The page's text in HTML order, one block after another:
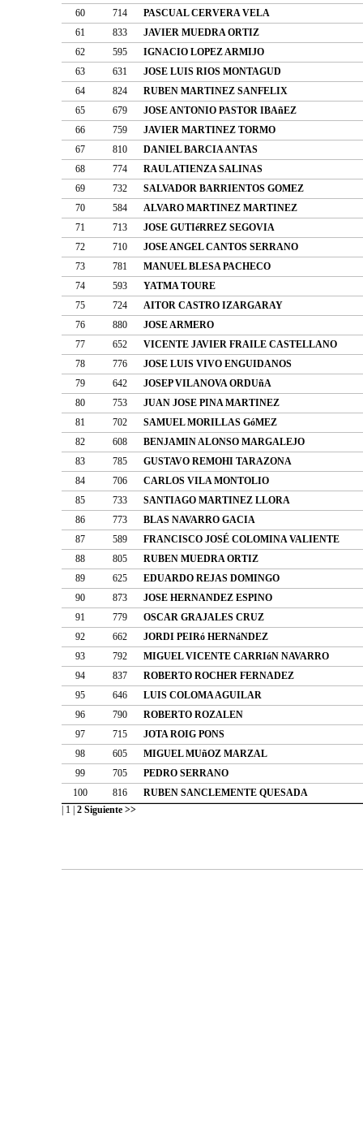
60
714
PASCUAL CERVERA VELA
61
833
JAVIER MUEDRA ORTIZ
62
595
IGNACIO LOPEZ ARMIJO
63
631
JOSE LUIS RIOS MONTAGUD
64
824
RUBEN MARTINEZ SANFELIX
65
679
JOSE ANTONIO PASTOR IBAñEZ
66
759
JAVIER MARTINEZ TORMO
67
810
DANIEL BARCIA ANTAS
68
774
RAUL ATIENZA SALINAS
69
732
SALVADOR BARRIENTOS GOMEZ
70
584
ALVARO MARTINEZ MARTINEZ
71
713
JOSE GUTIéRREZ SEGOVIA
72
710
JOSE ANGEL CANTOS SERRANO
73
781
MANUEL BLESA PACHECO
74
593
YATMA TOURE
75
724
AITOR CASTRO IZARGARAY
76
880
JOSE ARMERO
77
652
VICENTE JAVIER FRAILE CASTELLANO
78
776
JOSE LUIS VIVO ENGUIDANOS
79
642
JOSEP VILANOVA ORDUñA
80
753
JUAN JOSE PINA MARTINEZ
81
702
SAMUEL MORILLAS GóMEZ
82
608
BENJAMIN ALONSO MARGALEJO
83
785
GUSTAVO REMOHI TARAZONA
84
706
CARLOS VILA MONTOLIO
85
733
SANTIAGO MARTINEZ LLORA
86
773
BLAS NAVARRO GACIA
87
589
FRANCISCO JOSÉ COLOMINA VALIENTE
88
805
RUBEN MUEDRA ORTIZ
89
625
EDUARDO REJAS DOMINGO
90
873
JOSE HERNANDEZ ESPINO
91
779
OSCAR GRAJALES CRUZ
92
662
JORDI PEIRó HERNáNDEZ
93
792
MIGUEL VICENTE CARRIóN NAVARRO
94
837
ROBERTO ROCHER FERNADEZ
95
646
LUIS COLOMA AGUILAR
96
790
ROBERTO ROZALEN
97
715
JOTA ROIG PONS
98
605
MIGUEL MUñOZ MARZAL
99
705
PEDRO SERRANO
100
816
RUBEN SANCLEMENTE QUESADA
| 1 | 2 Siguiente >>